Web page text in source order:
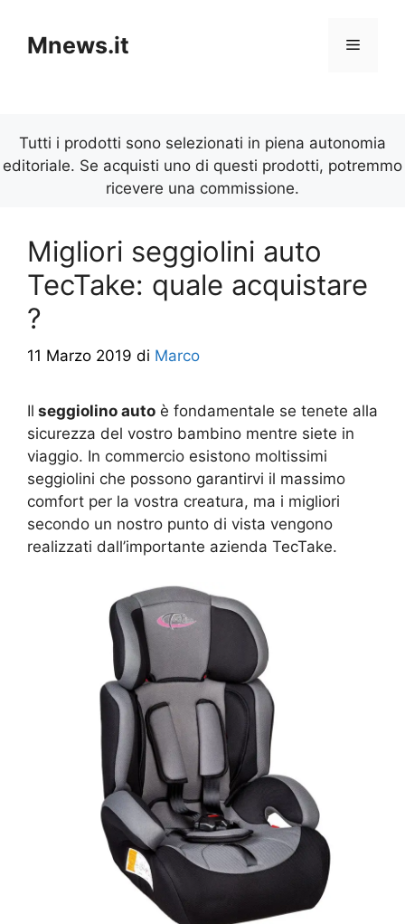
contenuto
Mnews.it Menu
Tutti i prodotti sono selezionati in piena autonomia
editoriale. Se acquisti uno di questi prodotti, potremmo
ricevere una commissione.
Migliori seggiolini auto
TecTake: quale acquistare
?
11 Marzo 2019 di Marco
Il seggiolino auto è fondamentale se tenete alla
sicurezza del vostro bambino mentre siete in
viaggio. In commercio esistono moltissimi
seggiolini che possono garantirvi il massimo
comfort per la vostra creatura, ma i migliori
secondo un nostro punto di vista vengono
realizzati dall’importante azienda TecTake.